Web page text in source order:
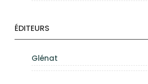
ÉDITEURS
Glénat